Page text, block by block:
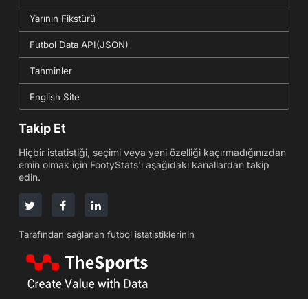
Yarının Fikstürü
Futbol Data API(JSON)
Tahminler
English Site
Takip Et
Hiçbir istatistiği, seçimi veya yeni özelliği kaçırmadığınızdan
emin olmak için FootyStats'ı aşağıdaki kanallardan takip
edin.
Tarafından sağlanan futbol istatistiklerinin